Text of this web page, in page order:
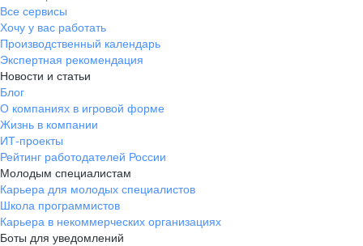
Все сервисы
Хочу у вас работать
Производственный календарь
Экспертная рекомендация
Новости и статьи
Блог
О компаниях в игровой форме
Жизнь в компании
ИТ-проекты
Рейтинг работодателей России
Молодым специалистам
Карьера для молодых специалистов
Школа программистов
Карьера в некоммерческих организациях
Боты для уведомлений